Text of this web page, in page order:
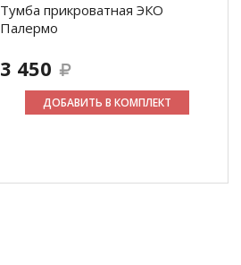
Тумба прикроватная ЭКО
Палермо
3 450
ДОБАВИТЬ В КОМПЛЕКТ